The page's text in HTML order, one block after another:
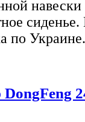
навески
по Украине.
DongFeng